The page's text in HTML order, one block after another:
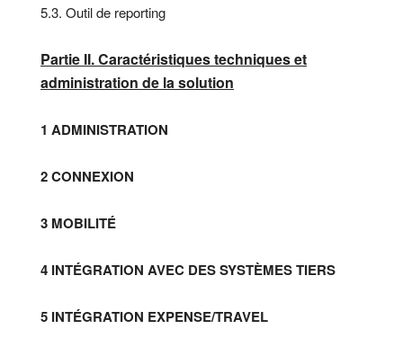
5.3. Outil de reporting
Partie II. Caractéristiques techniques et
administration de la solution
1 ADMINISTRATION
2 CONNEXION
3 MOBILITÉ
4 INTÉGRATION AVEC DES SYSTÈMES TIERS
5 INTÉGRATION EXPENSE/TRAVEL